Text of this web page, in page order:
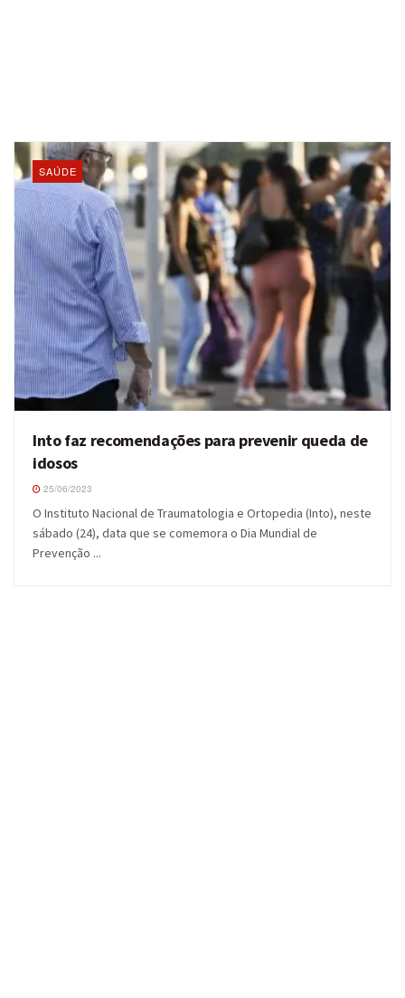
SAÚDE
Into faz recomendações para prevenir queda de
idosos
25/06/2023
O Instituto Nacional de Traumatologia e Ortopedia (Into), neste
sábado (24), data que se comemora o Dia Mundial de
Prevenção ...